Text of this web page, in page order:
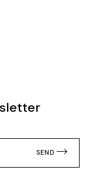
SEND